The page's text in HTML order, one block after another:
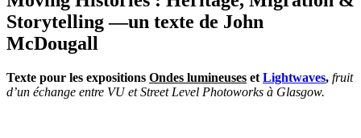
Storytelling —un texte de John
McDougall
Texte pour les expositions Ondes lumineuses et Lightwaves, fruit
d’un échange entre VU et Street Level Photoworks à Glasgow.